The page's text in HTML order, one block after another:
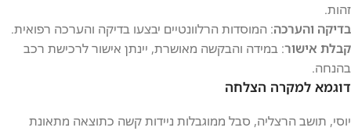
זהות.
בדיקה והערכה: המוסדות הרלוונטיים יבצעו בדיקה והערכה רפואית.
קבלת אישור: במידה והבקשה מאושרת, יינתן אישור לרכישת רכב
בהנחה.
דוגמא למקרה הצלחה
יוסי, תושב הרצליה, סבל ממוגבלות ניידות קשה כתוצאה מתאונת